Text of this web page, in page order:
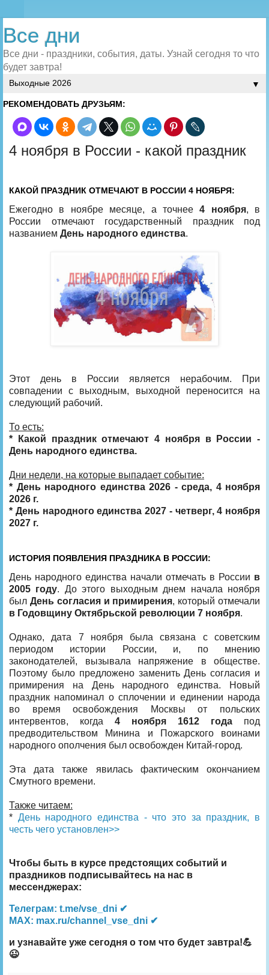
Все дни
Все дни - праздники, события, даты. Узнай сегодня то что
будет завтра!
▼
РЕКОМЕНДОВАТЬ ДРУЗЬЯМ:
4 ноября в России - какой праздник
КАКОЙ ПРАЗДНИК ОТМЕЧАЮТ В РОССИИ 4 НОЯБРЯ:
Ежегодно в ноябре месяце, а точнее4 ноября, в
России отмечают государственный праздник под
названием День народного единства.
Этот день в России является нерабочим. При
совпадении с выходным, выходной переносится на
следующий рабочий.
То есть:
* Какой праздник отмечают 4 ноября в России -
День народного единства.
Дни недели, на которые выпадает событие:
* День народного единства 2026 - среда, 4 ноября
2026 г.
* День народного единства 2027 - четверг, 4 ноября
2027 г.
ИСТОРИЯ ПОЯВЛЕНИЯ ПРАЗДНИКА В РОССИИ:
День народного единства начали отмечать в России в
2005 году. До этого выходным днем начала ноября
был День согласия и примирения, который отмечали
в Годовщину Октябрьской революции 7 ноября.
Однако, дата 7 ноября была связана с советским
периодом истории России, и, по мнению
законодателей, вызывала напряжение в обществе.
Поэтому было предложено заменить День согласия и
примирения на День народного единства. Новый
праздник напоминал о сплочении и единении народа
во время освобождения Москвы от польских
интервентов, когда 4 ноября 1612 года под
предводительством Минина и Пожарского воинами
народного ополчения был освобожден Китай-город.
Эта дата также явилась фактическим окончанием
Смутного времени.
Также читаем:
* День народного единства - что это за праздник, в
честь чего установлен>>
Чтобы быть в курсе предстоящих событий и
праздников подписывайтесь на нас в
мессенджерах:
Телеграм: t.me/vse_dni ✔
MAX: max.ru/channel_vse_dni ✔
и узнавайте уже сегодня о том что будет завтра!💪
😉